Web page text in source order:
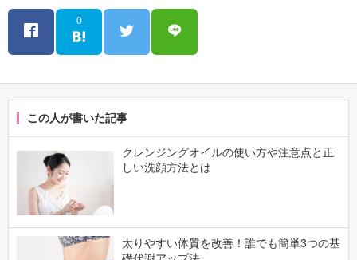
0
この人が書いた記事
クレンジングオイルの使い方や注意点と正
しい洗顔方法とは
太りやすい体質を改善！誰でも簡単3つの基